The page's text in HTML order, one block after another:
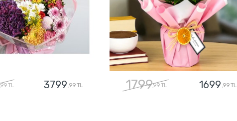
TL 3799 ,99 TL 1799,99 TL 1699 ,99 TL